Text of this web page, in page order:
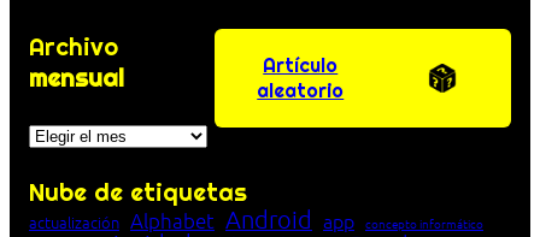
Archivo
mensual
Archivos
Artículo
aleatorio
Nube de etiquetas
actualización Alphabet Android app concepto informático